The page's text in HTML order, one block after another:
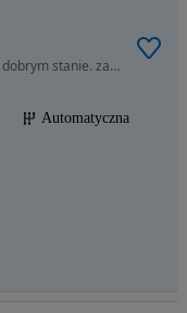
3604 cm3 • 285 KM • Sprowadzony, w bardzo dobrym stanie. zarejestrowany .Pilne
Automatyczna